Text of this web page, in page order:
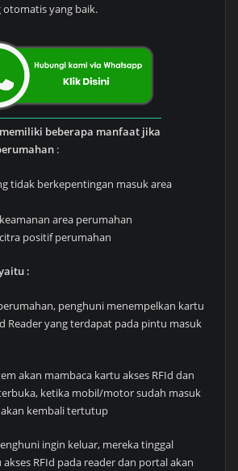
otomatis yang baik.
beberapa manfaat jika
:
tidak berkepentingan masuk area
area perumahan
positif perumahan
:
penghuni menempelkan kartu
Reader yang terdapat pada pintu masuk
akan mambaca kartu akses RFId dan
ketika mobil/motor sudah masuk
kembali tertutup
ingin keluar, mereka tinggal
RFId pada reader dan portal akan